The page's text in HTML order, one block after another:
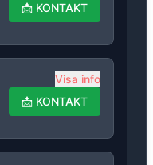
📩 KONTAKT
Visa info
📩 KONTAKT